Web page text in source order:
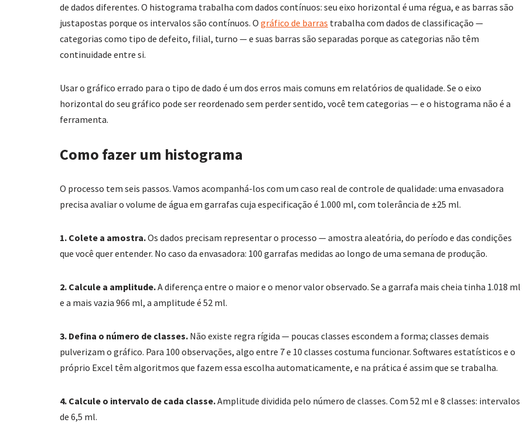
de dados diferentes. O histograma trabalha com dados contínuos: seu eixo horizontal é uma régua, e as barras são
justapostas porque os intervalos são contínuos. O gráfico de barras trabalha com dados de classificação —
categorias como tipo de defeito, filial, turno — e suas barras são separadas porque as categorias não têm
continuidade entre si.
Usar o gráfico errado para o tipo de dado é um dos erros mais comuns em relatórios de qualidade. Se o eixo
horizontal do seu gráfico pode ser reordenado sem perder sentido, você tem categorias — e o histograma não é a
ferramenta.
Como fazer um histograma
O processo tem seis passos. Vamos acompanhá-los com um caso real de controle de qualidade: uma envasadora
precisa avaliar o volume de água em garrafas cuja especificação é 1.000 ml, com tolerância de ±25 ml.
1. Colete a amostra.Os dados precisam representar o processo — amostra aleatória, do período e das condições
que você quer entender. No caso da envasadora: 100 garrafas medidas ao longo de uma semana de produção.
2. Calcule a amplitude.A diferença entre o maior e o menor valor observado. Se a garrafa mais cheia tinha 1.018 ml
e a mais vazia 966 ml, a amplitude é 52 ml.
3. Defina o número de classes. Não existe regra rígida — poucas classes escondem a forma; classes demais
pulverizam o gráfico. Para 100 observações, algo entre 7 e 10 classes costuma funcionar. Softwares estatísticos e o
próprio Excel têm algoritmos que fazem essa escolha automaticamente, e na prática é assim que se trabalha.
4. Calcule o intervalo de cada classe.Amplitude dividida pelo número de classes. Com 52 ml e 8 classes: intervalos
de 6,5 ml.